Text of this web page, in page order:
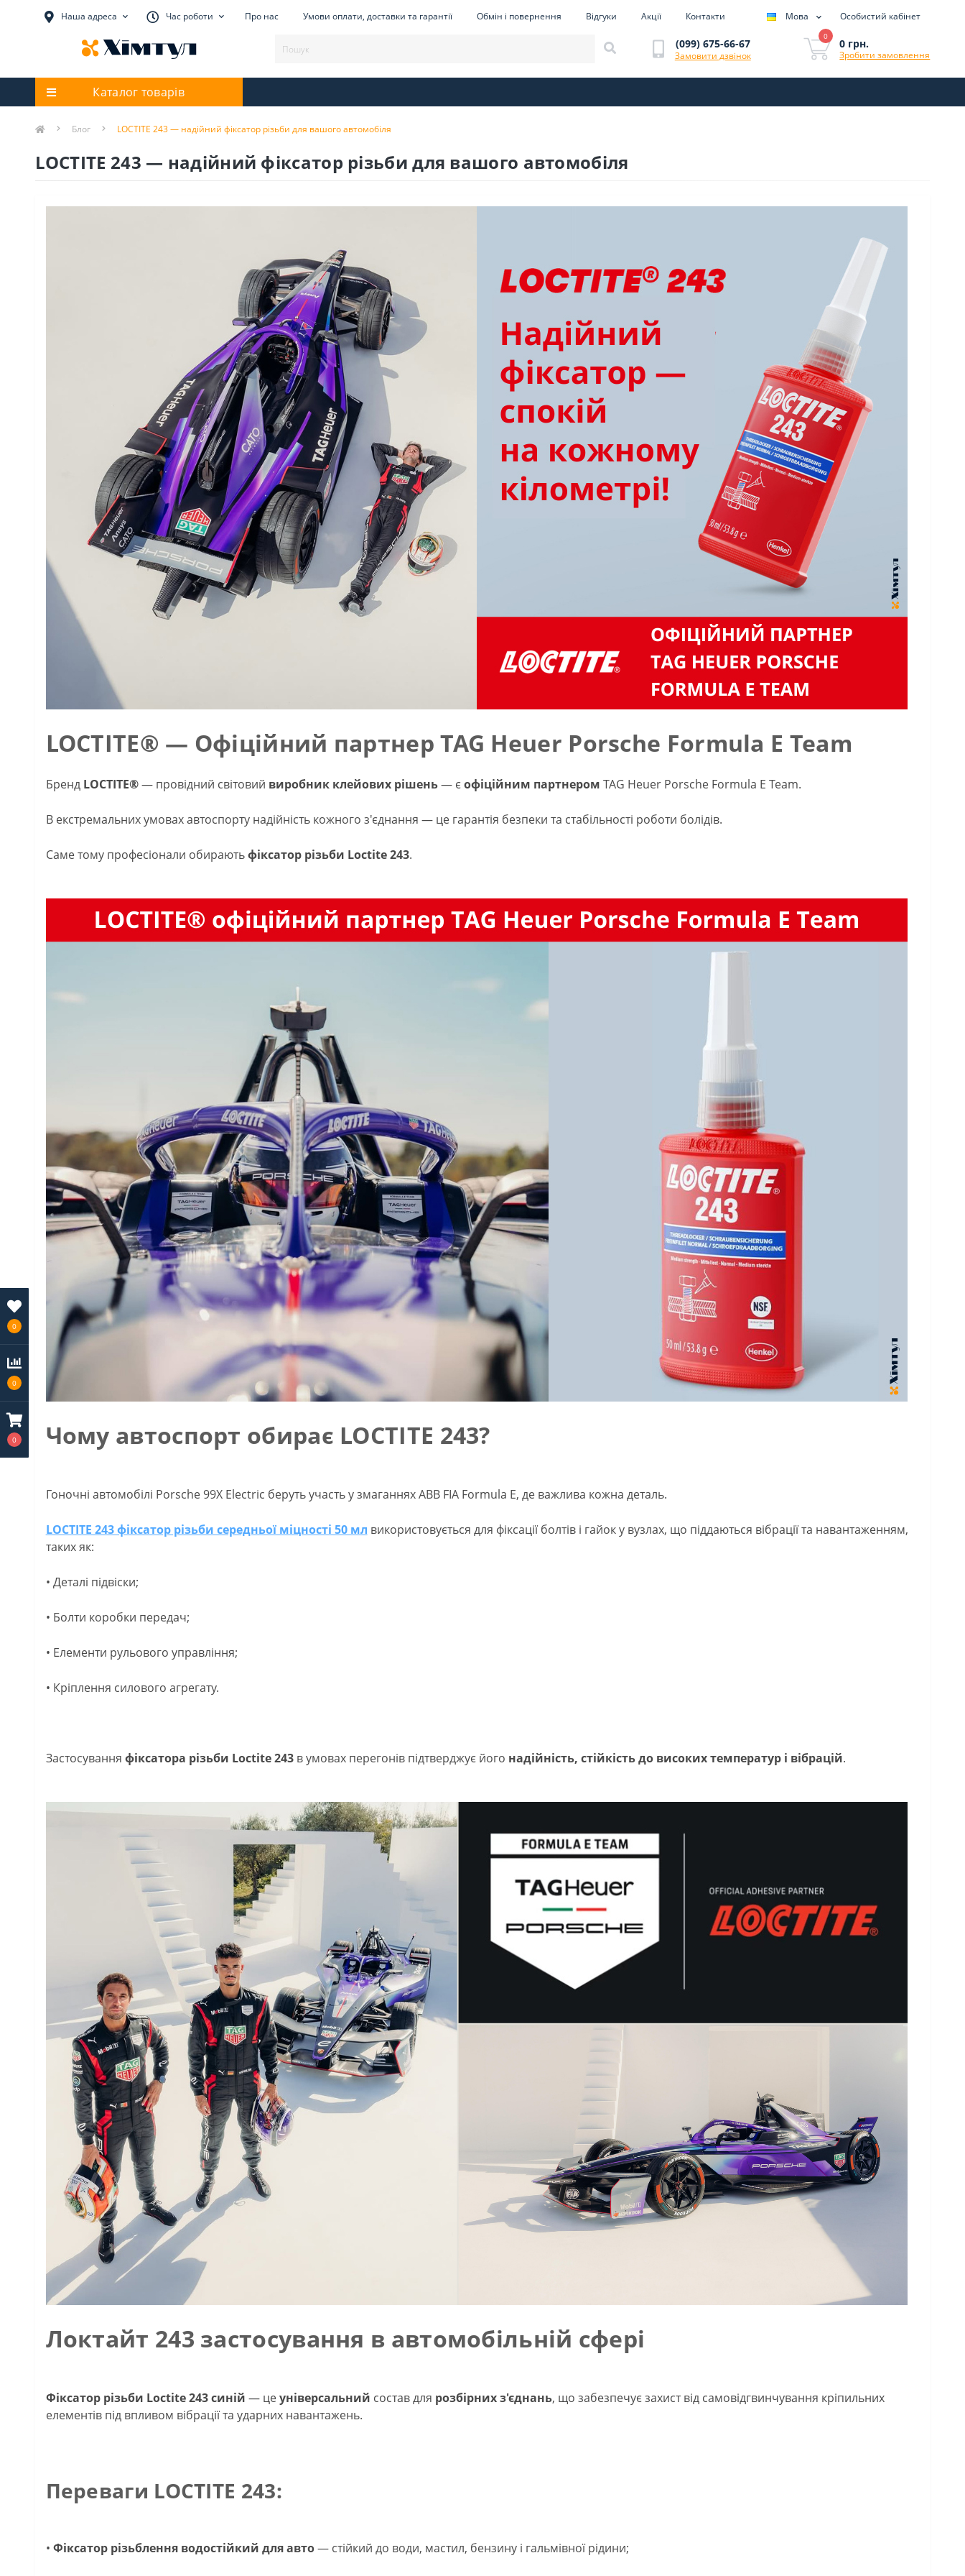
0
0
0
Наша адреса Час роботи Про нас Умови оплати, доставки та гарантії Обмін і повернення Відгуки Акції Контакти Мова Особистий кабінет
(099) 675-66-67
Замовити дзвінок
0
0 грн.
Зробити замовлення
Каталог товарів
Блог LOCTITE 243 — надійний фіксатор різьби для вашого автомобіля
LOCTITE 243 — надійний фіксатор різьби для вашого автомобіля
LOCTITE® — Офіційний партнер TAG Heuer Porsche Formula E Team
Бренд LOCTITE®— провідний світовий виробник клейових рішень— єофіційним партнером TAG Heuer Porsche Formula E Team.
В екстремальних умовах автоспорту надійність кожного з'єднання — це гарантія безпеки та стабільності роботи болідів.
Саме тому професіонали обираютьфіксатор різьби Loctite 243.
Чому автоспорт обирає LOCTITE 243?
Гоночні автомобілі Porsche 99X Electric беруть участь у змаганнях ABB FIA Formula E, де важлива кожна деталь.
LOCTITE 243 фіксатор різьби середньої міцності 50 мл використовується для фіксації болтів і гайок у вузлах, що піддаються вібрації та навантаженням,
таких як:
• Деталі підвіски;
• Болти коробки передач;
• Елементи рульового управління;
• Кріплення силового агрегату.
Застосування фіксатора різьби Loctite 243в умовах перегонів підтверджує його надійність, стійкість до високих температур і вібрацій.
Локтайт 243 застосування в автомобільній сфері
Фіксатор різьби Loctite 243 синій — цеуніверсальний состав для розбірних з'єднань, що забезпечує захист від самовідгвинчування кріпильних
елементів під впливом вібрації та ударних навантажень.
Переваги LOCTITE 243:
• Фіксатор різьблення водостійкий для авто— стійкий до води, мастил, бензину і гальмівної рідини;